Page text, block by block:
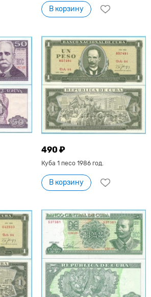
В корзину
490 ₽
Куба 1 песо 1986 год.
В корзину